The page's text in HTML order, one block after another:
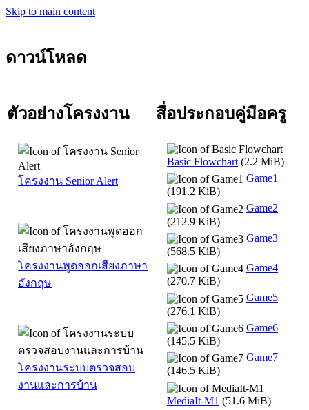
Skip to main content
ดาวน์โหลด
ตัวอย่างโครงงาน
โครงงาน Senior Alert
โครงงานพูดออกเสียงภาษา
อังกฤษ
โครงงานระบบตรวจสอบ
งานและการบ้าน
สื่อประกอบคู่มือครู
Basic Flowchart (2.2 MiB)
Game1
(191.2 KiB)
Game2
(212.9 KiB)
Game3
(568.5 KiB)
Game4
(270.7 KiB)
Game5
(276.1 KiB)
Game6
(145.5 KiB)
Game7
(146.5 KiB)
MediaIt-M1 (51.6 MiB)